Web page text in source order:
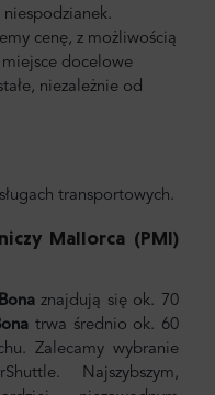
niespodzianek.
cenę, z możliwością
docelowe
niezależnie od
transportowych.
Mallorca (PMI)
znajdują się ok. 70
trwa średnio ok. 60
Zalecamy wybranie
Najszybszym,